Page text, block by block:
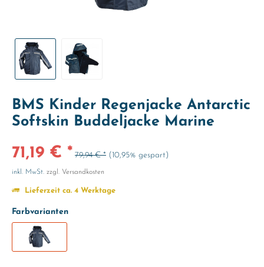
BMS Kinder Regenjacke Antarctic
Softskin Buddeljacke Marine
71,19 € * 79,94 € * (10,95% gespart)
inkl. MwSt. zzgl. Versandkosten
Lieferzeit ca. 4 Werktage
Farbvarianten